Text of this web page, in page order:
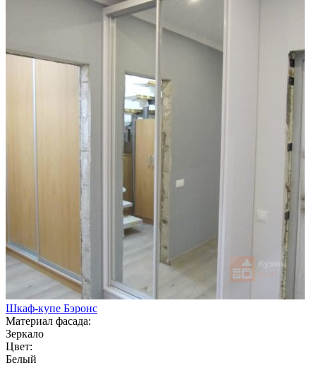
Шкаф-купе Бэронс
Материал фасада:
Зеркало
Цвет:
Белый